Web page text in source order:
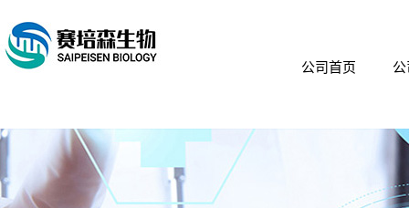
公司首页